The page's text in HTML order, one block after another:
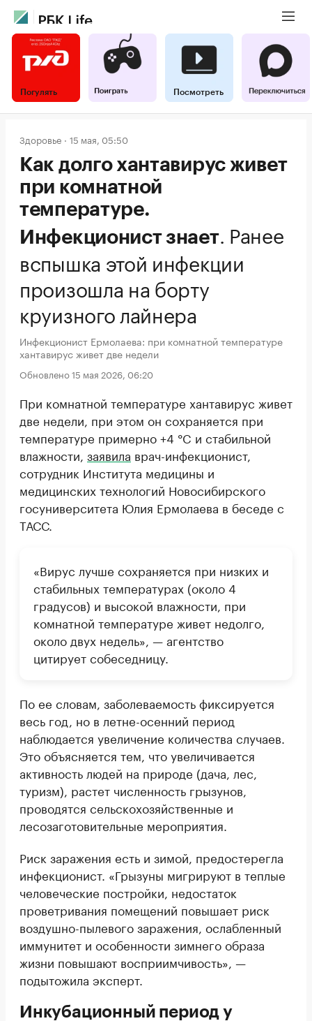
Погулять Посмотреть
Здоровье 15 мая, 05:50
Как долго хантавирус живет
при комнатной
температуре.
Инфекционист знает. Ранее
вспышка этой инфекции
произошла на борту
круизного лайнера
Инфекционист Ермолаева: при комнатной температуре
хантавирус живет две недели
Обновлено 15 мая 2026, 06:20
При комнатной температуре хантавирус живет
две недели, при этом он сохраняется при
температуре примерно +4 °C и стабильной
влажности, заявила врач-инфекционист,
сотрудник Института медицины и
медицинских технологий Новосибирского
госуниверситета Юлия Ермолаева в беседе с
ТАСС.
«Вирус лучше сохраняется при низких и
стабильных температурах (около 4
градусов) и высокой влажности, при
комнатной температуре живет недолго,
около двух недель», — агентство
цитирует собеседницу.
По ее словам, заболеваемость фиксируется
весь год, но в летне-осенний период
наблюдается увеличение количества случаев.
Это объясняется тем, что увеличивается
активность людей на природе (дача, лес,
туризм), растет численность грызунов,
проводятся сельскохозяйственные и
лесозаготовительные мероприятия.
Риск заражения есть и зимой, предостерегла
инфекционист. «Грызуны мигрируют в теплые
человеческие постройки, недостаток
проветривания помещений повышает риск
воздушно-пылевого заражения, ослабленный
иммунитет и особенности зимнего образа
жизни повышают восприимчивость», —
подытожила эксперт.
Инкубационный период у